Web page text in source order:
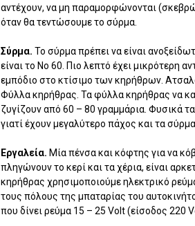
αντέχουν, να μη παραμορφώνονται
όταν θα τεντώσουμε το σύρμα.
Σύρμα. Το σύρμα πρέπει να είναι
είναι το Νο 60. Πιο λεπτό έχει μικρότερη
εμπόδιο στο κτίσιμο των κηρήθρων.
Φύλλα κηρήθρας. Τα φύλλα κηρήθρας να
ζυγίζουν από 60 – 80 γραμμάρια. Φυσικά
γιατί έχουν μεγαλύτερο πάχος και τα
Εργαλεία. Μία πένσα και κόφτης για να
πληγώνουν το κερί και τα χέρια, είναι
κηρήθρας χρησιμοποιούμε ηλεκτρικό
τους πόλους της μπαταρίας του
που δίνει ρεύμα 15 – 25 Volt (είσοδος 220